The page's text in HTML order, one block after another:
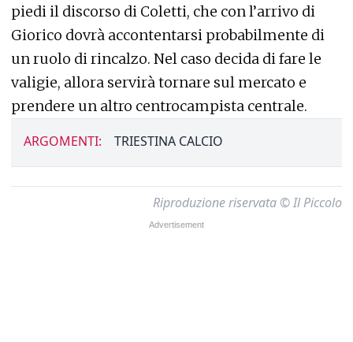
piedi il discorso di Coletti, che con l’arrivo di
Giorico dovrà accontentarsi probabilmente di
un ruolo di rincalzo. Nel caso decida di fare le
valigie, allora servirà tornare sul mercato e
prendere un altro centrocampista centrale.
ARGOMENTI: TRIESTINA CALCIO
Riproduzione riservata © Il Piccolo